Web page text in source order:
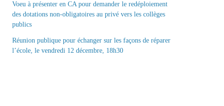
Voeu à présenter en CA pour demander le redéploiement
des dotations non-obligatoires au privé vers les collèges
publics
Réunion publique pour échanger sur les façons de réparer
l’école, le vendredi 12 décembre, 18h30